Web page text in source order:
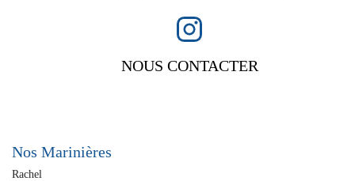
NOUS CONTACTER
Nos Marinières
Rachel